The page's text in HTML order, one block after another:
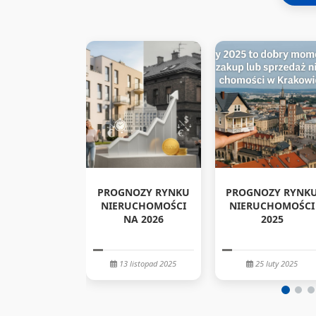
PROGNOZY RYNKU
NIERUCHOMOŚCI
NA 2026
13 listopad 2025
PROGNOZY
NIERUCHOMOŚCI
2025
25 luty 2025